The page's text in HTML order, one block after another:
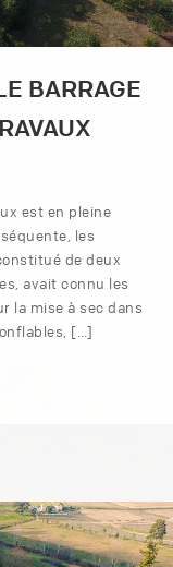
BARRAGE
est en pleine
les
de deux
avait connu les
la mise à sec dans
[…]